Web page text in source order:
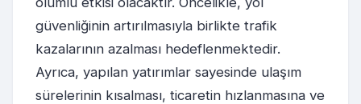
güvenliğinin artırılmasıyla birlikte trafik
kazalarının azalması hedeflenmektedir.
Ayrıca, yapılan yatırımlar sayesinde ulaşım
sürelerinin kısalması, ticaretin hızlanmasına ve